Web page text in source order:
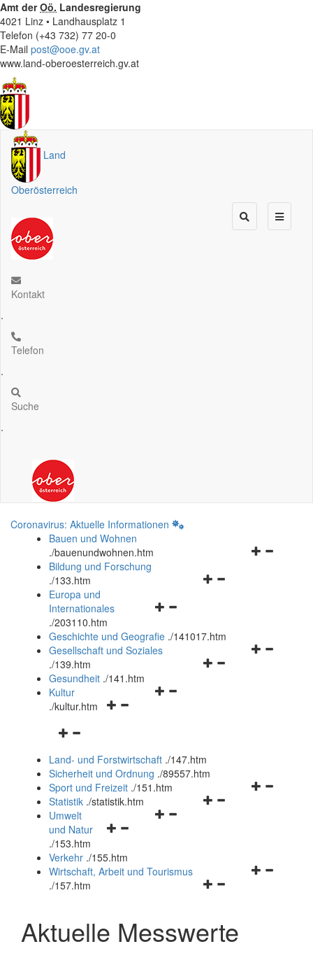
Amt derOö. Landesregierung
4021 Linz • Landhausplatz 1
Telefon (+43 732) 77 20-0
E-Mail post@ooe.gv.at
www.land-oberoesterreich.gv.at
Land
Oberösterreich
Kontakt
.
Telefon
.
Suche
.
Coronavirus: Aktuelle Informationen
Bauen und Wohnen
./bauenundwohnen.htm
Navigationsmenü
Bildung und Forschung
./133.htm
Navigationsmenü
und
schließen
Europa und
Internationales
./203110.htm
Geschichte und Geografie ./141017.htm
Navigationsmenü
Gesellschaft und Soziales
./139.htm
Navigationsmenü
Gesundheit ./141.htm
Navigationsmenü
Kultur
./kultur.htm
Navigationsmenü
und
schließen
Land- und Forstwirtschaft ./147.htm
Sicherheit und Ordnung ./89557.htm
Navigationsmenü
Sport und Freizeit ./151.htm
Navigationsmenü
Statistik ./statistik.htm
Navigationsmenü
und
schließen
Umwelt
und Natur
./153.htm
Verkehr ./155.htm
Navigationsmenü
schließen
Wirtschaft, Arbeit und Tourismus
./157.htm
Aktuelle Messwerte